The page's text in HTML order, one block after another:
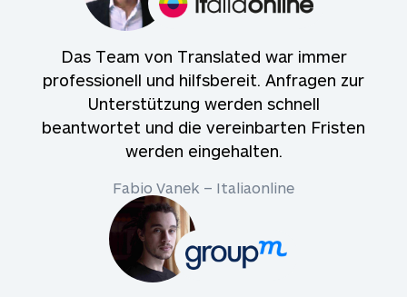
Das Team von Translated war immer
professionell und hilfsbereit. Anfragen zur
Unterstützung werden schnell
beantwortet und die vereinbarten Fristen
werden eingehalten.
Fabio Vanek – Italiaonline